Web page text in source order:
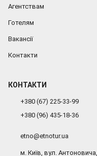
Агентствам
Готелям
Вакансії
Контакти
КОНТАКТИ
+380 (67) 225-33-99
+380 (96) 435-18-36
etno@etnotur.ua
м. Київ, вул.